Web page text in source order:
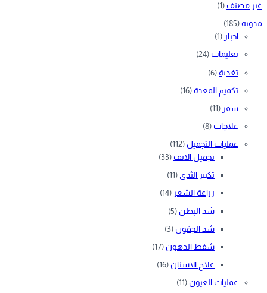
غير مصنف (1)
مدونة(185)
اخبار (1)
تعليمات (24)
تغدية(6)
تكميم المعدة(16)
سفر (11)
علاجات (8)
عمليات التجميل (112)
تجميل الانف (33)
تكبير الثدي (11)
زراعة الشعر (14)
شد البطن(5)
شد الجفون (3)
شفط الدهون (17)
علاج الاسنان (16)
عمليات العيون (11)